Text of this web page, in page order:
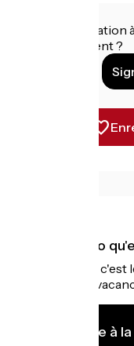
Une information
établissement ?
Accueil Vélo
Accueil Vélo c'est
cyclistes en
Je m'abonne à